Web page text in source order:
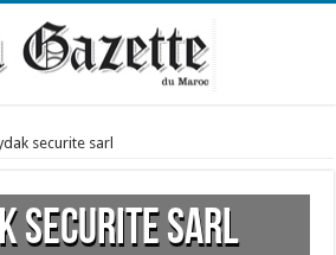
securite sarl
securite sarl